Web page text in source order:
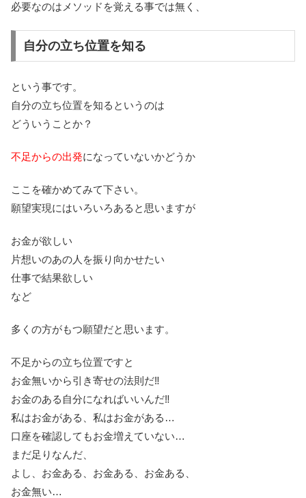
必要なのはメソッドを覚える事では無く、
自分の立ち位置を知る
という事です。
自分の立ち位置を知るというのは
どういうことか？
不足からの出発になっていないかどうか
ここを確かめてみて下さい。
願望実現にはいろいろあると思いますが
お金が欲しい
片想いのあの人を振り向かせたい
仕事で結果欲しい
など
多くの方がもつ願望だと思います。
不足からの立ち位置ですと
お金無いから引き寄せの法則だ‼
お金のある自分になればいいんだ‼
私はお金がある、私はお金がある…
口座を確認してもお金増えていない…
まだ足りなんだ、
よし、お金ある、お金ある、お金ある、
お金無い…